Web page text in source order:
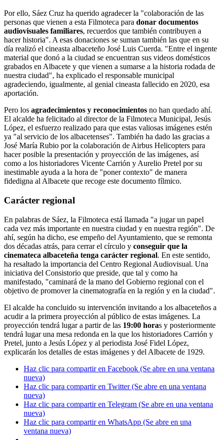
Por ello, Sáez Cruz ha querido agradecer la "colaboración de las
personas que vienen a esta Filmoteca para donar documentos
audiovisuales familiares, recuerdos que también contribuyen a
hacer historia". A esas donaciones se suman también las que en su
día realizó el cineasta albaceteño José Luis Cuerda. "Entre el ingente
material que donó a la ciudad se encuentran sus videos domésticos
grabados en Albacete y que vienen a sumarse a la historia rodada de
nuestra ciudad", ha explicado el responsable municipal
agradeciendo, igualmente, al genial cineasta fallecido en 2020, esa
aportación.
Pero los agradecimientos y reconocimientos no han quedado ahí.
El alcalde ha felicitado al director de la Filmoteca Municipal, Jesús
López, el esfuerzo realizado para que estas valiosas imágenes estén
ya "al servicio de los albacetenses". También ha dado las gracias a
José María Rubio por la colaboración de Airbus Helicopters para
hacer posible la presentación y proyección de las imágenes, así
como a los historiadores Vicente Carrión y Aurelio Pretel por su
inestimable ayuda a la hora de "poner contexto" de manera
fidedigna al Albacete que recoge este documento fílmico.
Carácter regional
En palabras de Sáez, la Filmoteca está llamada "a jugar un papel
cada vez más importante en nuestra ciudad y en nuestra región". De
ahí, según ha dicho, ese empeño del Ayuntamiento, que se remonta
dos décadas atrás, para cerrar el círculo y conseguir que la
cinemateca albaceteña tenga carácter regional. En este sentido,
ha resaltado la importancia del Centro Regional Audiovisual. Una
iniciativa del Consistorio que preside, que tal y como ha
manifestado, "caminará de la mano del Gobierno regional con el
objetivo de promover la cinematografía en la región y en la ciudad".
El alcalde ha concluido su intervención invitando a los albaceteños a
acudir a la primera proyección al público de estas imágenes. La
proyección tendrá lugar a partir de las 19:00 horas y posteriormente
tendrá lugar una mesa redonda en la que los historiadores Carrión y
Pretel, junto a Jesús López y al periodista José Fidel López,
explicarán los detalles de estas imágenes y del Albacete de 1929.
Haz clic para compartir en Facebook (Se abre en una ventana
nueva)
Haz clic para compartir en Twitter (Se abre en una ventana
nueva)
Haz clic para compartir en Telegram (Se abre en una ventana
nueva)
Haz clic para compartir en WhatsApp (Se abre en una
ventana nueva)